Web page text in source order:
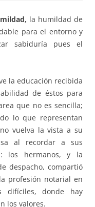
la humildad de
para el entorno y
sabiduría pues el
la educación recibida
de éstos para
que no es sencilla;
lo que representan
vuelva la vista a su
al recordar a sus
los hermanos, y la
despacho, compartió
profesión notarial en
difíciles, donde hay
los valores.